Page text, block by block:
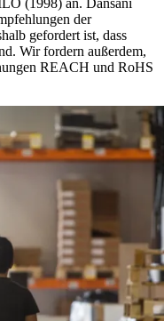
der
gefordert ist, dass
Wir fordern außerdem,
REACH und RoHS